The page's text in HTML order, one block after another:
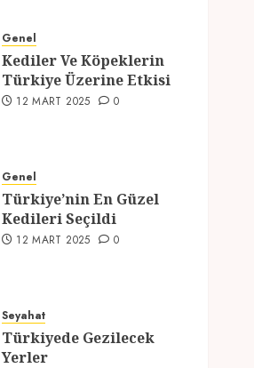
Genel
Kediler Ve Köpeklerin
Türkiye Üzerine Etkisi
12 MART 2025 0
Genel
Türkiye’nin En Güzel
Kedileri Seçildi
12 MART 2025 0
Seyahat
Türkiyede Gezilecek
Yerler